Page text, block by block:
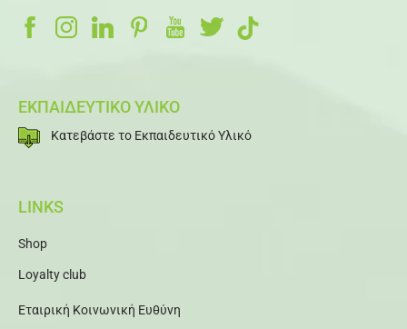
ΕΚΠΑΙΔΕΥΤΙΚΟ ΥΛΙΚΟ
Κατεβάστε το Εκπαιδευτικό Υλικό
LINKS
Shop
Loyalty club
Εταιρική Κοινωνική Ευθύνη